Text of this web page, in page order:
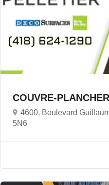
COUVRE-
4600, Boulevard
5N6